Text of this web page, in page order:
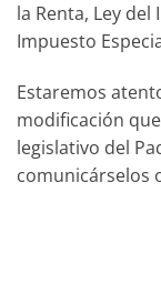
la Renta, Ley
Impuesto
Estaremos
modificación
legislativo del
comunicárselos